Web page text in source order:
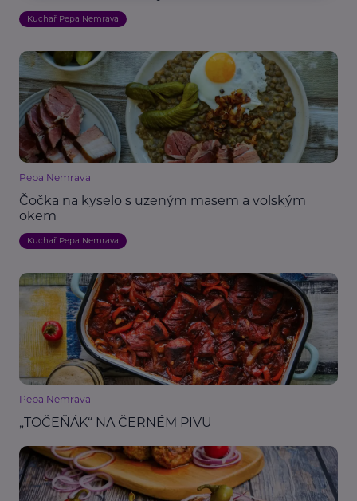
Kuchař Pepa Nemrava
Pepa Nemrava
Čočka na kyselo s uzeným masem a volským
okem
Kuchař Pepa Nemrava
Pepa Nemrava
„TOČEŇÁK“ NA ČERNÉM PIVU